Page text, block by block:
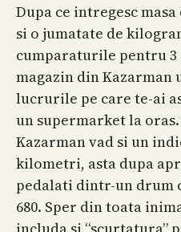
Dupa ce intregesc
si o jumatate de
cumparaturile pentru
magazin din Kazarman
lucrurile pe care te-ai
un supermarket la
Kazarman vad si un
kilometri, asta dupa
pedalati dintr-un drum
680. Sper din toata